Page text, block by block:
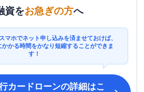
資をお急ぎの方へ
マホでネット申し込みを済ませておけば、
かる時間をかなり短縮することができま
す！
カードローンの詳細はこ